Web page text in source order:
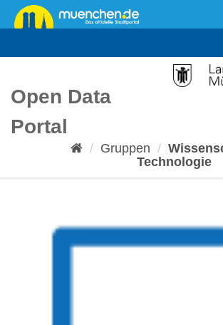
Überspringen
zum
Open Data
Portal
Gruppen
Technologie